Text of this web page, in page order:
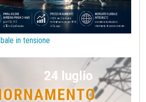
Semiconduttori Should Cost
Strumenti Superciclo
Tensioattivi
Zinco
covid19lab melamina
in tensione